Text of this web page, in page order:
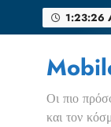
1:23:26
Οι πιο
και τον